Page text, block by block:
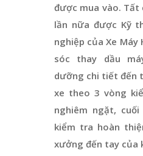
được mua vào. Tất
lần nữa được Kỹ
nghiệp của Xe Máy
sóc thay dầu
dưỡng chi tiết đến
xe theo 3 vòng
nghiêm ngặt,
kiểm tra hoàn
xưởng đến tay của